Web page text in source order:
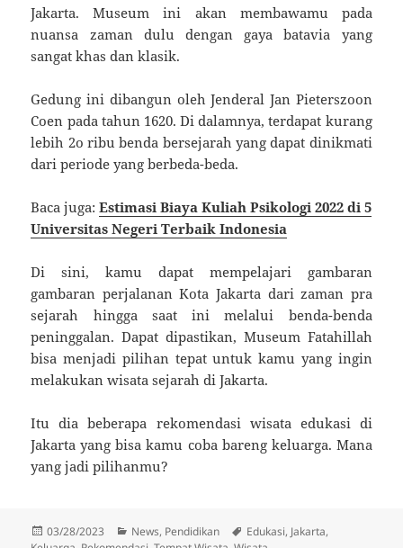
Jakarta. Museum ini akan membawamu pada
nuansa zaman dulu dengan gaya batavia yang
sangat khas dan klasik.
Gedung ini dibangun oleh Jenderal Jan Pieterszoon
Coen pada tahun 1620. Di dalamnya, terdapat kurang
lebih 2o ribu benda bersejarah yang dapat dinikmati
dari periode yang berbeda-beda.
Baca juga:Estimasi Biaya Kuliah Psikologi 2022 di 5
Universitas Negeri Terbaik Indonesia
Di sini, kamu dapat mempelajari gambaran
gambaran perjalanan Kota Jakarta dari zaman pra
sejarah hingga saat ini melalui benda-benda
peninggalan. Dapat dipastikan, Museum Fatahillah
bisa menjadi pilihan tepat untuk kamu yang ingin
melakukan wisata sejarah di Jakarta.
Itu dia beberapa rekomendasi wisata edukasi di
Jakarta yang bisa kamu coba bareng keluarga. Mana
yang jadi pilihanmu?
Posted
03/28/2023 Categories
News, Pendidikan Tags
Edukasi, Jakarta,